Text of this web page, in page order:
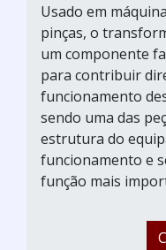
Usado em
pinças, o
um componente
para contribuir
funcionamento
sendo uma das
estrutura do
funcionamento e
função mais